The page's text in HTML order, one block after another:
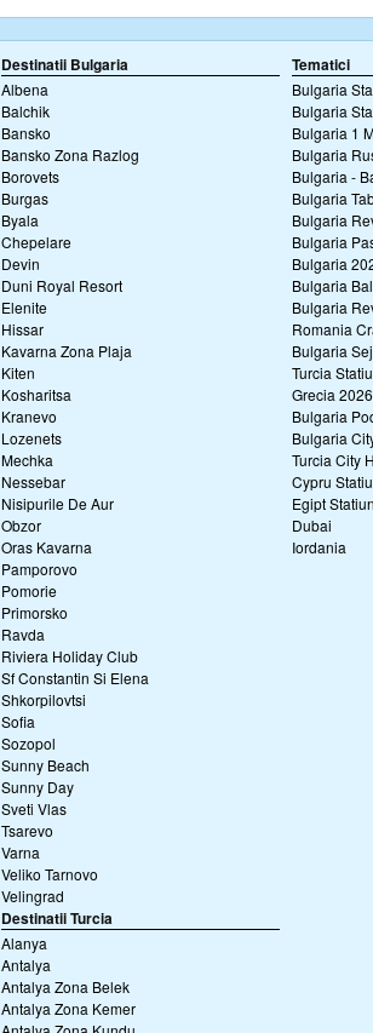
Destinatii Bulgaria
Albena
Balchik
Bansko
Bansko Zona Razlog
Borovets
Burgas
Byala
Chepelare
Devin
Duni Royal Resort
Elenite
Hissar
Kavarna Zona Plaja
Kiten
Kosharitsa
Kranevo
Lozenets
Mechka
Nessebar
Nisipurile De Aur
Obzor
Oras Kavarna
Pamporovo
Pomorie
Primorsko
Ravda
Riviera Holiday Club
Sf Constantin Si Elena
Shkorpilovtsi
Sofia
Sozopol
Sunny Beach
Sunny Day
Sveti Vlas
Tsarevo
Varna
Veliko Tarnovo
Velingrad
Destinatii Turcia
Alanya
Antalya
Antalya Zona Belek
Antalya Zona Kemer
Tematici
Bulgaria
Bulgaria
Bulgaria 1
Bulgaria
Bulgaria -
Bulgaria
Bulgaria
Bulgaria
Bulgaria
Bulgaria
Bulgaria
Romania
Bulgaria
Turcia
Grecia 2026
Bulgaria
Bulgaria
Turcia City
Cypru
Egipt
Dubai
Iordania